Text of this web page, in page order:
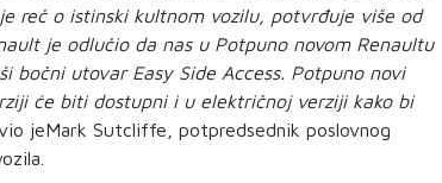
reč o istinski kultnom vozilu, potvrđuje više od
je odlučio da nas u Potpuno novom Renaultu
bočni utovar Easy Side Access. Potpuno novi
će biti dostupni i u električnoj verziji kako bi
jeMark Sutcliffe, potpredsednik poslovnog